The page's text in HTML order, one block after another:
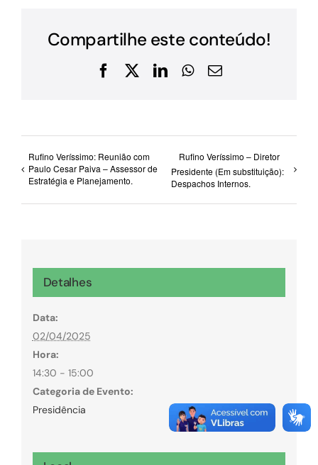
Compartilhe este conteúdo!
Facebook
X LinkedInWhatsApp
E-
Rufino Veríssimo: Reunião com
Paulo Cesar Paiva – Assessor de
Estratégia e Planejamento.
Rufino Veríssimo – Diretor
Presidente (Em substituição):
Despachos Internos.
Detalhes
Data:
02/04/2025
Hora:
14:30 - 15:00
Categoria de Evento:
Presidência